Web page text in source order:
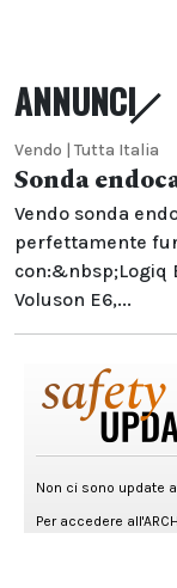
ANNUNCI
Vendo | Tutta Italia
Sonda
Vendo sonda
perfettamente
con:&nbsp;Logiq
Voluson E6,...